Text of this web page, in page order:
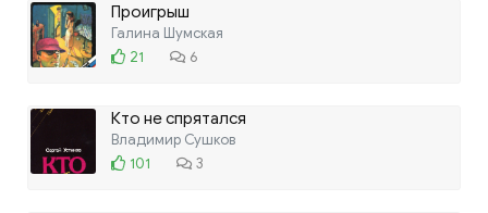
Проигрыш
Галина Шумская
21
6
Кто не спрятался
Владимир Сушков
101
3